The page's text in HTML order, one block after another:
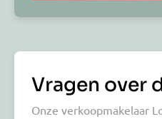
Vragen over
Onze verkoopmakelaar